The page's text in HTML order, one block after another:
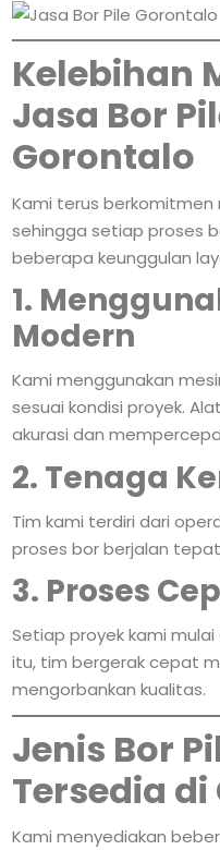
Kelebihan
Jasa Bor
Gorontalo
Kami terus
sehingga setiap proses
beberapa keunggulan
1.
Modern
Kami menggunakan
sesuai kondisi proyek.
akurasi dan
2. Tenaga
Tim kami terdiri dari
proses bor berjalan
3. Proses
Setiap proyek kami
itu, tim bergerak cepat
mengorbankan kualitas.
Jenis Bor
Tersedia
Kami menyediakan